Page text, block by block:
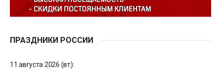
ПРАЗДНИКИ РОССИИ
11 августа 2026 (вт):